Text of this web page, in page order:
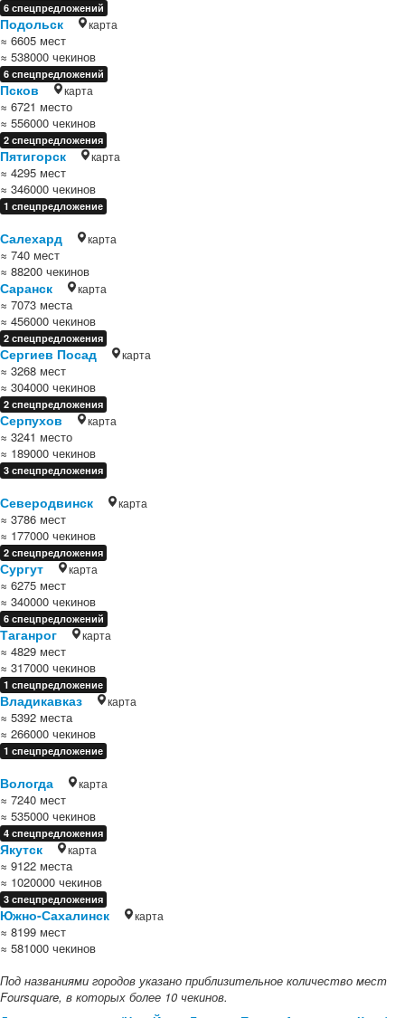
6 спецпредложений
Подольск карта
≈ 6605 мест
≈ 538000 чекинов
6 спецпредложений
Псков карта
≈ 6721 место
≈ 556000 чекинов
2 спецпредложения
Пятигорск карта
≈ 4295 мест
≈ 346000 чекинов
1 спецпредложение
Салехард карта
≈ 740 мест
≈ 88200 чекинов
Саранск карта
≈ 7073 места
≈ 456000 чекинов
2 спецпредложения
Сергиев Посад карта
≈ 3268 мест
≈ 304000 чекинов
2 спецпредложения
Серпухов карта
≈ 3241 место
≈ 189000 чекинов
3 спецпредложения
Северодвинск карта
≈ 3786 мест
≈ 177000 чекинов
2 спецпредложения
Сургут карта
≈ 6275 мест
≈ 340000 чекинов
6 спецпредложений
Таганрог карта
≈ 4829 мест
≈ 317000 чекинов
1 спецпредложение
Владикавказ карта
≈ 5392 места
≈ 266000 чекинов
1 спецпредложение
Вологда карта
≈ 7240 мест
≈ 535000 чекинов
4 спецпредложения
Якутск карта
≈ 9122 места
≈ 1020000 чекинов
3 спецпредложения
Южно-Сахалинск карта
≈ 8199 мест
≈ 581000 чекинов
Под названиями городов указано приблизительное количество мест
Foursquare, в которых более 10 чекинов.